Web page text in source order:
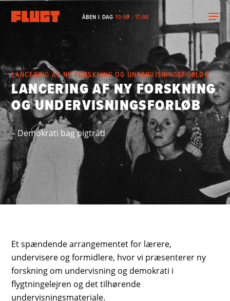
ÅBEN I DAG10:00 - 17:00
LANCERING AF NY FORSKNING OG UNDERVISNINGSFORLØB
LANCERING AF NY FORSKNING
OG UNDERVISNINGSFORLØB
– Demokrati bag pigtråd
Et spændende arrangementet for lærere,
undervisere og formidlere, hvor vi præsenterer ny
forskning om undervisning og demokrati i
flygtningelejren og det tilhørende
undervisningsmateriale.